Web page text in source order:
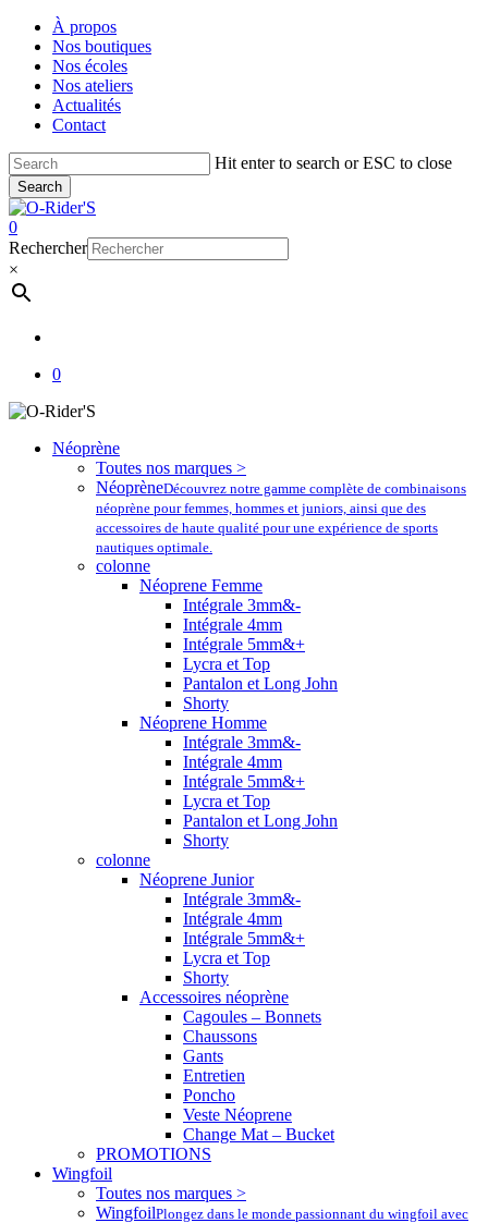
Skip
main
content
À propos
Nos boutiques
Nos écoles
Nos ateliers
Actualités
Contact
Hit enter to search or ESC to close
Search
Close
Search
account
0
Menu
Rechercher
×
0
Néoprène
Toutes nos marques >
NéoprèneDécouvrez notre gamme complète de combinaisons
néoprène pour femmes, hommes et juniors, ainsi que des
accessoires de haute qualité pour une expérience de sports
nautiques optimale.
colonne
Néoprene Femme
Intégrale 3mm&-
Intégrale 4mm
Intégrale 5mm&+
Lycra et Top
Pantalon et Long John
Shorty
Néoprene Homme
Intégrale 3mm&-
Intégrale 4mm
Intégrale 5mm&+
Lycra et Top
Pantalon et Long John
Shorty
colonne
Néoprene Junior
Intégrale 3mm&-
Intégrale 4mm
Intégrale 5mm&+
Lycra et Top
Shorty
Accessoires néoprène
Cagoules – Bonnets
Chaussons
Gants
Entretien
Poncho
Veste Néoprene
Change Mat – Bucket
PROMOTIONS
Wingfoil
Toutes nos marques >
WingfoilPlongez dans le monde passionnant du wingfoil avec